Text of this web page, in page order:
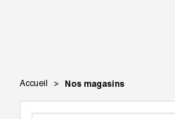
Accueil Nos magasins